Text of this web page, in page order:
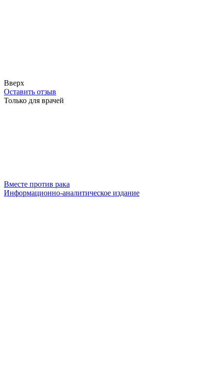
Вверх
Оставить отзыв
Только для врачей
Вместе против рака
Информационно-аналитическое издание